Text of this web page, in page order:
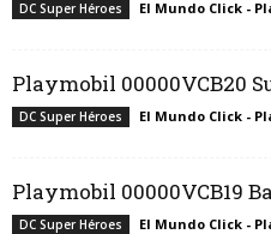
DC Super Héroes El Mundo Click -
Playmobil 00000VCB20
DC Super Héroes El Mundo Click -
Playmobil 00000VCB19
DC Super Héroes El Mundo Click -